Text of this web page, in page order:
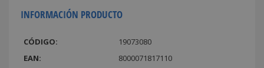
INFORMACIÓN PRODUCTO
CÓDIGO:
19073080
EAN:
8000071817110